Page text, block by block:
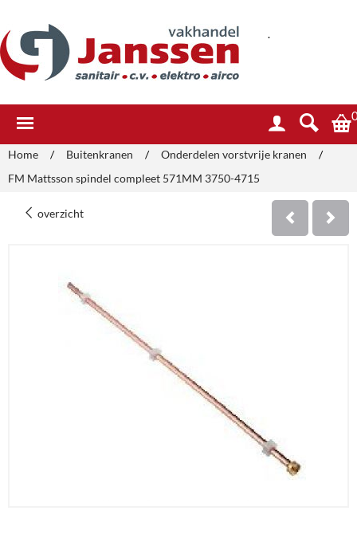
.
Home / Buitenkranen / Onderdelen vorstvrije kranen
/
FM Mattsson spindel compleet 571MM 3750-4715
overzicht